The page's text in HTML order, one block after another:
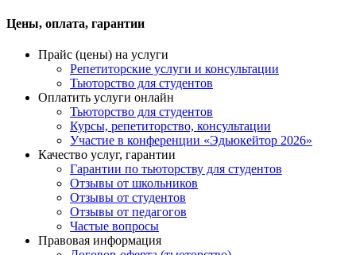
Цены, оплата, гарантии
Прайс (цены) на услуги
Репетиторские услуги и консультации
Тьюторство для студентов
Оплатить услуги онлайн
Тьюторство для студентов
Курсы, репетиторство, консультации
Участие в конференции «Эдьюкейтор 2026»
Качество услуг, гарантии
Гарантии по тьюторству для студентов
Отзывы от школьников
Отзывы от студентов
Отзывы от педагогов
Частые вопросы
Правовая информация